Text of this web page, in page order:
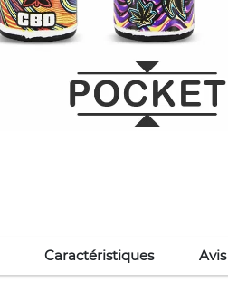
Caractéristiques Avis